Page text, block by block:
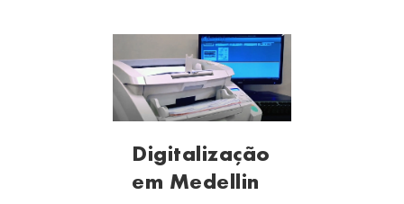
Digitalização
em Medellin